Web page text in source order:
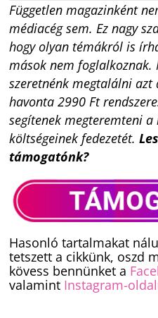
Független magazinként
médiacég sem. Ez nagy
hogy olyan témákról is
mások nem foglalkoznak.
szeretnénk megtalálni
havonta 2990 Ft
segítenek megteremteni
költségeinek fedezetét.
támogatónk?
Hasonló tartalmakat
tetszett a cikkünk, oszd
kövess bennünket a
valamint Instagram-